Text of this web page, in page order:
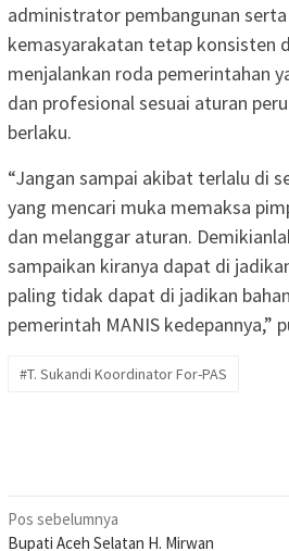
administrator pembangunan
kemasyarakatan tetap konsisten
menjalankan roda pemerintahan
dan profesional sesuai aturan
berlaku.
“Jangan sampai akibat terlalu di
yang mencari muka memaksa
dan melanggar aturan.
sampaikan kiranya dapat di
paling tidak dapat di jadikan
pemerintah MANIS kedepannya,”
#T. Sukandi Koordinator For-PAS
Navigasi
Pos sebelumnya
Bupati Aceh Selatan H. Mirwan